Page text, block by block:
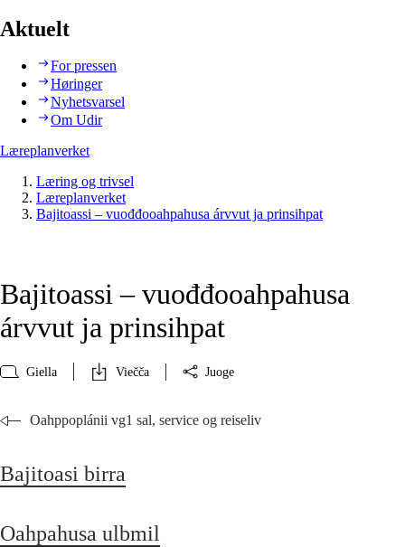
Aktuelt
For pressen
Høringer
Nyhetsvarsel
Om Udir
Læreplanverket
Læring og trivsel
Læreplanverket
Bajitoassi – vuođđooahpahusa árvvut ja prinsihpat
Bajitoassi – vuođđooahpahusa
árvvut ja prinsihpat
Giella Viečča Juoge
Oahppoplánii vg1 sal, service og reiseliv
Bajitoasi birra
Oahpahusa ulbmil